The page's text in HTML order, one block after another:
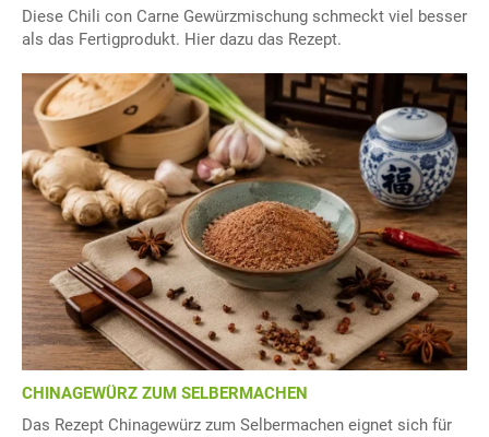
Diese Chili con Carne Gewürzmischung schmeckt viel besser
als das Fertigprodukt. Hier dazu das Rezept.
CHINAGEWÜRZ ZUM SELBERMACHEN
Das Rezept Chinagewürz zum Selbermachen eignet sich für